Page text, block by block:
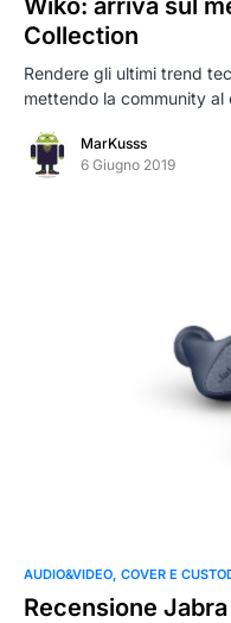
Wiko: arriva sul
Collection
Rendere gli ultimi trend
mettendo la community
MarKusss
6 Giugno 2019
AUDIO&VIDEO COVER E
Recensione